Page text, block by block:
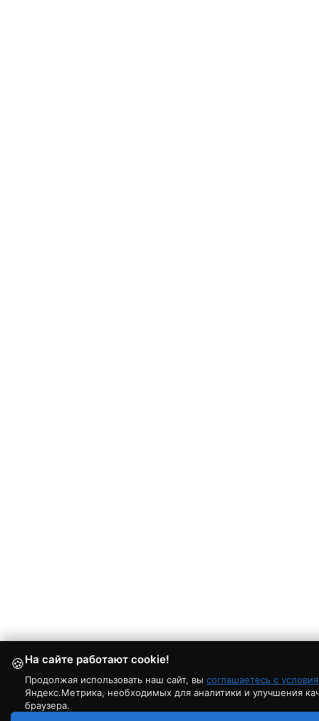
🍪На сайте работают cookie!
Продолжая использовать наш сайт, вы соглашаетесь с
Яндекс.Метрика, необходимых для аналитики и улучшения
браузера.